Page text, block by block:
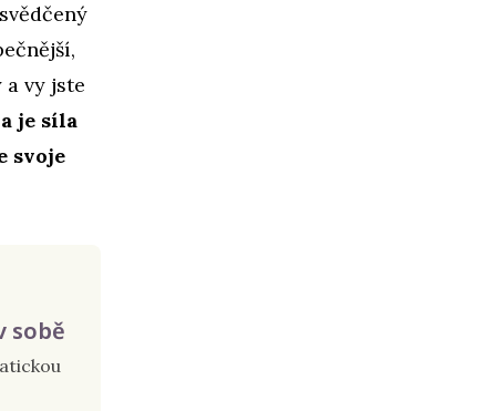
vy jste
je síla
svoje
sobě